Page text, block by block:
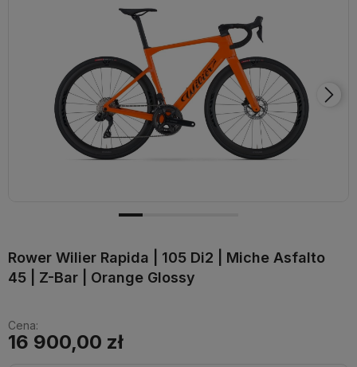
Rower Wilier Rapida | 105 Di2 | Miche Asfalto
45 | Z-Bar | Orange Glossy
Cena:
16 900,00 zł